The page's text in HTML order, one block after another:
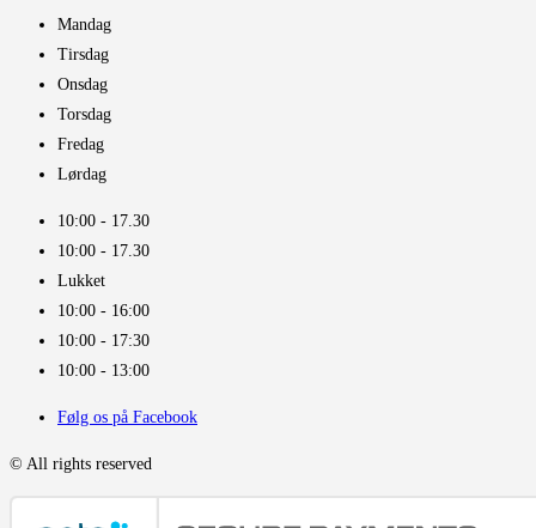
Mandag
Tirsdag
Onsdag
Torsdag
Fredag
Lørdag
10:00 - 17.30​
10:00 - 17.30​
Lukket
10:00 - 16:00​
10:00 - 17:30
10:00 - 13:00
Følg os på Facebook
© All rights reserved